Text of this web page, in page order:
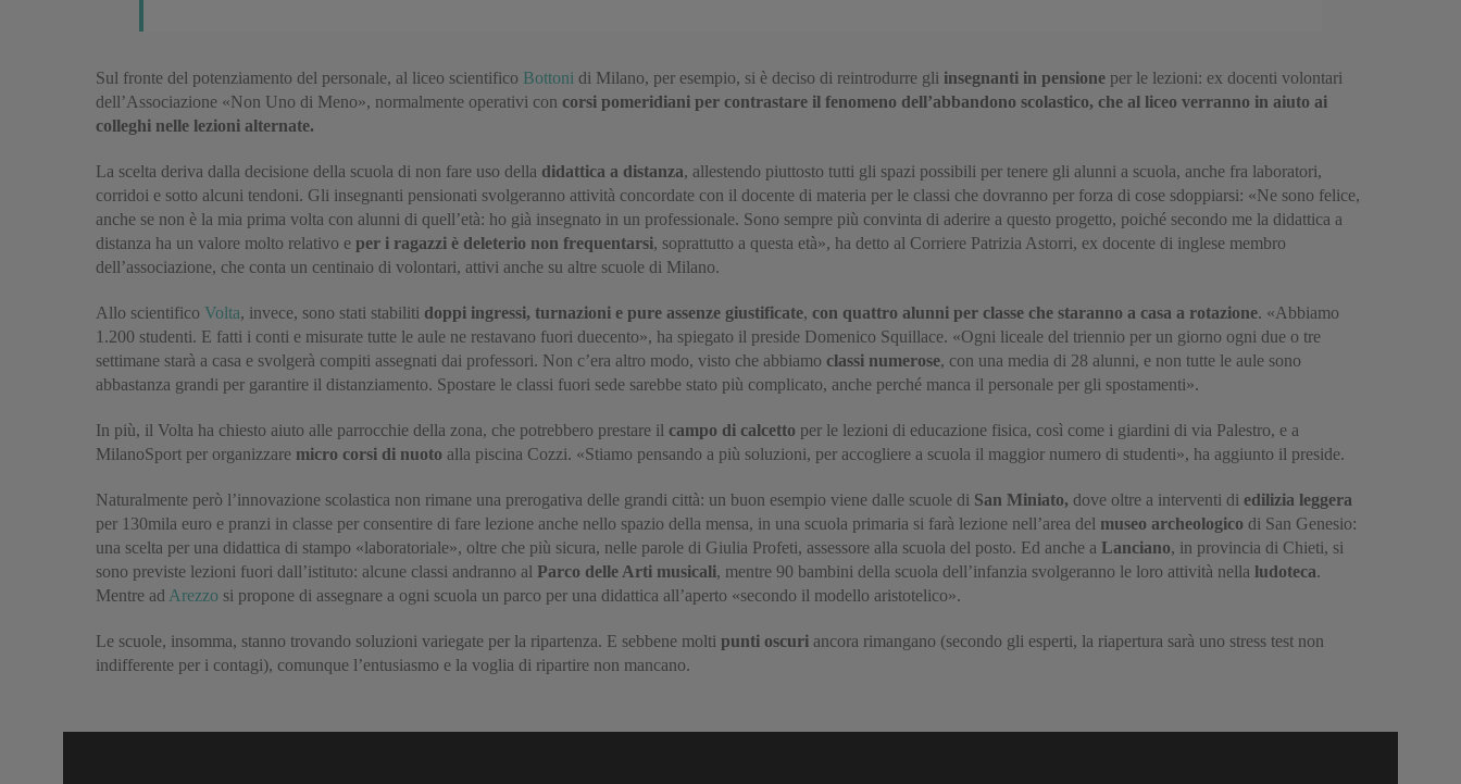
Sul fronte del potenziamento del personale, al liceo scientifico Bottoni di Milano, per esempio, si è deciso di reintrodurre gli insegnanti in pensione per le lezioni: ex docenti volontari
dell’Associazione «Non Uno di Meno», normalmente operativi con corsi pomeridiani per contrastare il fenomeno dell’abbandono scolastico, che al liceo verranno in aiuto ai
colleghi nelle lezioni alternate.
La scelta deriva dalla decisione della scuola di non fare uso della didattica a distanza, allestendo piuttosto tutti gli spazi possibili per tenere gli alunni a scuola, anche fra laboratori,
corridoi e sotto alcuni tendoni. Gli insegnanti pensionati svolgeranno attività concordate con il docente di materia per le classi che dovranno per forza di cose sdoppiarsi: «Ne sono felice,
anche se non è la mia prima volta con alunni di quell’età: ho già insegnato in un professionale. Sono sempre più convinta di aderire a questo progetto, poiché secondo me la didattica a
distanza ha un valore molto relativo e per i ragazzi è deleterio non frequentarsi, soprattutto a questa età», ha detto al Corriere Patrizia Astorri, ex docente di inglese membro
dell’associazione, che conta un centinaio di volontari, attivi anche su altre scuole di Milano.
Allo scientifico Volta, invece, sono stati stabiliti doppi ingressi, turnazioni e pure assenze giustificate, con quattro alunni per classe che staranno a casa a rotazione. «Abbiamo
1.200 studenti. E fatti i conti e misurate tutte le aule ne restavano fuori duecento», ha spiegato il preside Domenico Squillace. «Ogni liceale del triennio per un giorno ogni due o tre
settimane starà a casa e svolgerà compiti assegnati dai professori. Non c’era altro modo, visto che abbiamo classi numerose, con una media di 28 alunni, e non tutte le aule sono
abbastanza grandi per garantire il distanziamento. Spostare le classi fuori sede sarebbe stato più complicato, anche perché manca il personale per gli spostamenti».
In più, il Volta ha chiesto aiuto alle parrocchie della zona, che potrebbero prestare il campo di calcetto per le lezioni di educazione fisica, così come i giardini di via Palestro, e a
MilanoSport per organizzare micro corsi di nuoto alla piscina Cozzi. «Stiamo pensando a più soluzioni, per accogliere a scuola il maggior numero di studenti», ha aggiunto il preside.
Naturalmente però l’innovazione scolastica non rimane una prerogativa delle grandi città: un buon esempio viene dalle scuole di San Miniato, dove oltre a interventi di edilizia leggera
per 130mila euro e pranzi in classe per consentire di fare lezione anche nello spazio della mensa, in una scuola primaria si farà lezione nell’area del museo archeologico di San Genesio:
una scelta per una didattica di stampo «laboratoriale», oltre che più sicura, nelle parole di Giulia Profeti, assessore alla scuola del posto. Ed anche a Lanciano, in provincia di Chieti, si
sono previste lezioni fuori dall’istituto: alcune classi andranno al Parco delle Arti musicali, mentre 90 bambini della scuola dell’infanzia svolgeranno le loro attività nella ludoteca.
Mentre ad Arezzo si propone di assegnare a ogni scuola un parco per una didattica all’aperto «secondo il modello aristotelico».
Le scuole, insomma, stanno trovando soluzioni variegate per la ripartenza. E sebbene molti punti oscuri ancora rimangano (secondo gli esperti, la riapertura sarà uno stress test non
indifferente per i contagi), comunque l’entusiasmo e la voglia di ripartire non mancano.